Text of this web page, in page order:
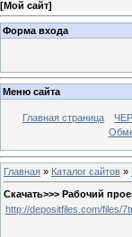
[Мой сайт]
Форма входа
Меню сайта
Главная страница
Главная » Каталог сайтов »
Скачать>>> Рабочий
http://depositfiles.com/files/